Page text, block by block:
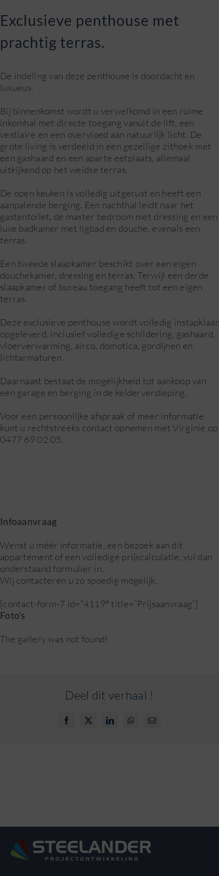
Exclusieve penthouse met
prachtig terras.
De indeling van deze penthouse is doordacht en
luxueus.
Bij binnenkomst wordt u verwelkomd in een ruime
inkomhal met directe toegang vanuit de lift, een
vestiaire en een overvloed aan natuurlijk licht. De
grote living is verdeeld in een gezellige zithoek met
een gashaard en een aparte eetplaats, allemaal
uitkijkend op het weidse terras.
De open keuken is volledig uitgerust en heeft een
aanpalende berging. Een nachthal leidt naar het
gastentoilet, de master bedroom met dressing en een
luxe badkamer met ligbad en douche, evenals een
terras.
Een tweede slaapkamer beschikt over een eigen
douchekamer, dressing en terras. Terwijl een derde
slaapkamer of bureau toegang heeft tot een eigen
terras.
Deze exclusieve penthouse wordt volledig instapklaar
opgeleverd, inclusief volledige schildering, gashaard,
vloerverwarming, airco, domotica, gordijnen en
lichtarmaturen.
Daarnaast bestaat de mogelijkheid tot aankoop van
een garage en berging in de kelderverdieping.
Voor een persoonlijke afspraak of meer informatie
kunt u rechtstreeks contact opnemen met Virginie op
0477 69 02 05.
Infoaanvraag
Wenst u méér informatie, een bezoek aan dit
appartement of een volledige prijscalculatie, vul dan
onderstaand formulier in.
Wij contacteren u zo spoedig mogelijk.
[contact-form-7 id=”4119″ title=”Prijsaanvraag”]
Foto’s
The gallery was not found!
Deel dit verhaal !
Facebook
X LinkedInWhatsApp
E-